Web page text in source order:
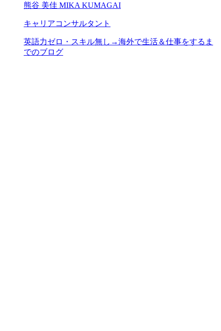
熊谷 美佳 MIKA KUMAGAI
キャリアコンサルタント
英語力ゼロ・スキル無し→海外で生活＆仕事をするま
でのブログ